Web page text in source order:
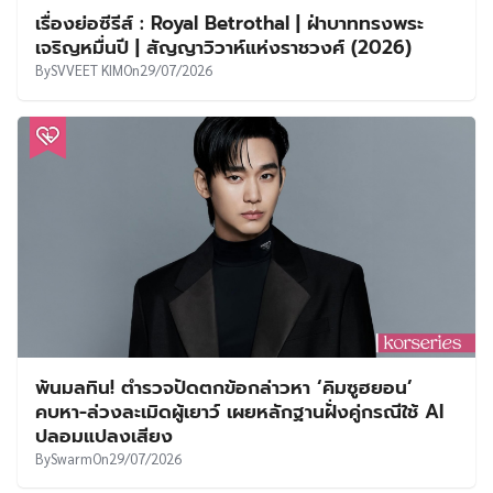
เรื่องย่อซีรีส์ : Royal Betrothal | ฝ่าบาททรงพระ
เจริญหมื่นปี | สัญญาวิวาห์แห่งราชวงศ์ (2026)
BySVVEET KIMOn29/07/2026
พ้นมลทิน! ตำรวจปัดตกข้อกล่าวหา ‘คิมซูฮยอน’
คบหา-ล่วงละเมิดผู้เยาว์ เผยหลักฐานฝั่งคู่กรณีใช้ AI
ปลอมแปลงเสียง
BySwarmOn29/07/2026